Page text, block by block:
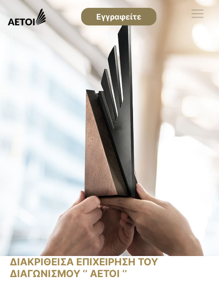
Εγγραφείτε
ΔΙΑΚΡΙΘΕΙΣΑ ΕΠΙΧΕΙΡΗΣΗ ΤΟΥ
ΔΙΑΓΩΝΙΣΜΟΥ ‘’ ΑΕΤΟΙ ‘’